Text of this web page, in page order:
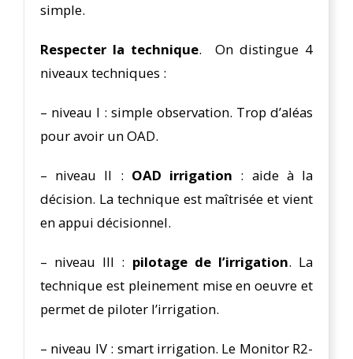
simple.
Respecter la technique. On distingue 4
niveaux techniques :
– niveau I : simple observation. Trop d’aléas
pour avoir un OAD.
– niveau II : OAD irrigation : aide à la
décision. La technique est maîtrisée et vient
en appui décisionnel.
– niveau III : pilotage de l’irrigation. La
technique est pleinement mise en oeuvre et
permet de piloter l’irrigation.
– niveau IV : smart irrigation. Le Monitor R2-